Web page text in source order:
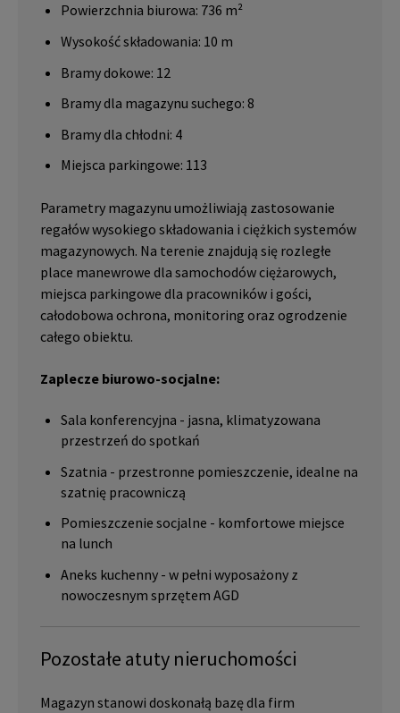
Powierzchnia biurowa: 736 m²
Wysokość składowania: 10 m
Bramy dokowe: 12
Bramy dla magazynu suchego: 8
Bramy dla chłodni: 4
Miejsca parkingowe: 113
Parametry magazynu umożliwiają zastosowanie
regałów wysokiego składowania i ciężkich systemów
magazynowych. Na terenie znajdują się rozległe
place manewrowe dla samochodów ciężarowych,
miejsca parkingowe dla pracowników i gości,
całodobowa ochrona, monitoring oraz ogrodzenie
całego obiektu.
Zaplecze biurowo-socjalne:
Sala konferencyjna - jasna, klimatyzowana
przestrzeń do spotkań
Szatnia - przestronne pomieszczenie, idealne na
szatnię pracowniczą
Pomieszczenie socjalne - komfortowe miejsce
na lunch
Aneks kuchenny - w pełni wyposażony z
nowoczesnym sprzętem AGD
Pozostałe atuty nieruchomości
Magazyn stanowi doskonałą bazę dla firm